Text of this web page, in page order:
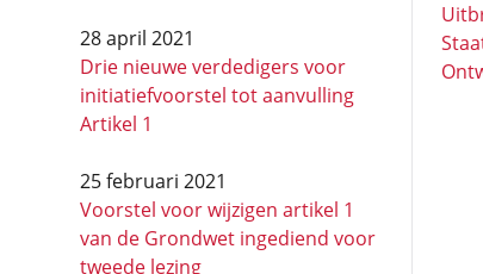
28 april 2021
Drie nieuwe verdedigers voor
initiatiefvoorstel tot aanvulling
Artikel 1
25 februari 2021
Voorstel voor wijzigen artikel 1
van de Grondwet ingediend voor
tweede lezing